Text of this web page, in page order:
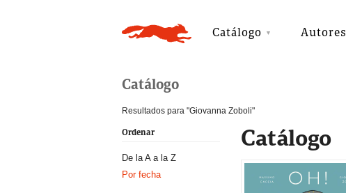
Catálogo Autores
Catálogo
Resultados para "Giovanna Zoboli"
Ordenar
De la A a la Z
Por fecha
Catálogo